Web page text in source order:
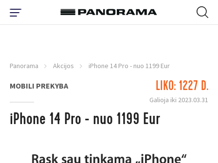
Panorama Akcijos iPhone 14 Pro - nuo 1199 Eur
MOBILI PREKYBA LIKO: 1227 D.
Galioja iki 2023.03.31
iPhone 14 Pro - nuo 1199 Eur